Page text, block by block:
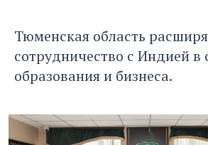
Тюменская область
сотрудничество с Индией в
образования и бизнеса.